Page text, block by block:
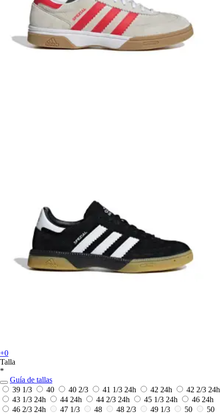
+0
Talla
*
Guía de tallas
39 1/3
40 40 2/3 41 1/3 24h 42 24h 42 2/3 24h
43 1/3 24h 44 24h 44 2/3 24h 45 1/3 24h 46 24h
46 2/3 24h 47 1/3 48 48 2/3 49 1/3 50
50